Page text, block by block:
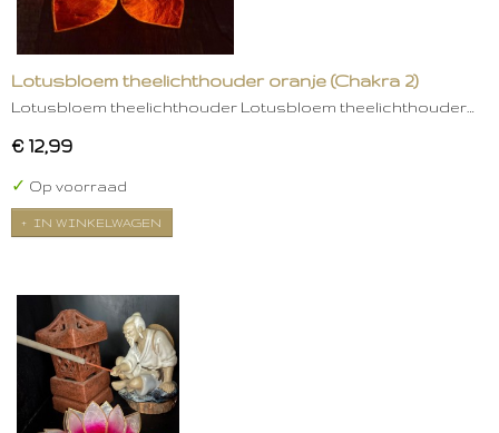
Lotusbloem theelichthouder oranje (Chakra 2)
Lotusbloem theelichthouder Lotusbloem theelichthouder…
€ 12,99
✓ Op voorraad
IN WINKELWAGEN